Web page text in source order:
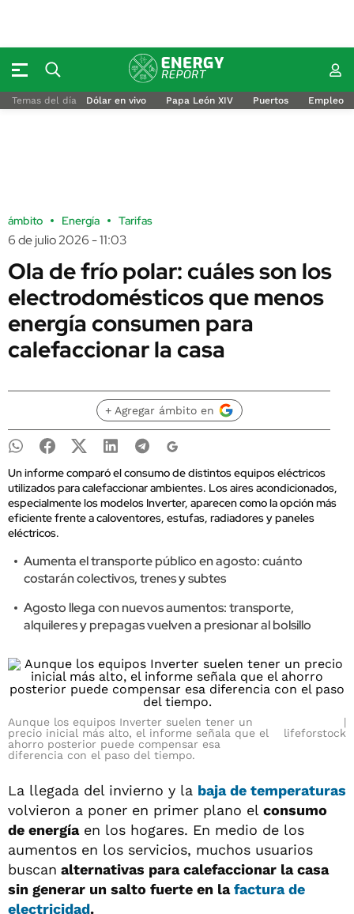
Temas del día Dólar en vivo Papa León XIV Puertos Empleo
ámbito Energía Tarifas
6 de julio 2026 - 11:03
Ola de frío polar: cuáles son los
electrodomésticos que menos
energía consumen para
calefaccionar la casa
+ Agregar ámbito en
Un informe comparó el consumo de distintos equipos eléctricos
utilizados para calefaccionar ambientes. Los aires acondicionados,
especialmente los modelos Inverter, aparecen como la opción más
eficiente frente a caloventores, estufas, radiadores y paneles
eléctricos.
Aumenta el transporte público en agosto: cuánto
costarán colectivos, trenes y subtes
Agosto llega con nuevos aumentos: transporte,
alquileres y prepagas vuelven a presionar al bolsillo
Aunque los equipos Inverter suelen tener un
precio inicial más alto, el informe señala que el
ahorro posterior puede compensar esa
diferencia con el paso del tiempo.
lifeforstock
La llegada del invierno y la baja de temperaturas
volvieron a poner en primer plano el consumo
de energíaen los hogares. En medio de los
aumentos en los servicios, muchos usuarios
buscan alternativas para calefaccionar la casa
sin generar un salto fuerte en lafactura de
electricidad.